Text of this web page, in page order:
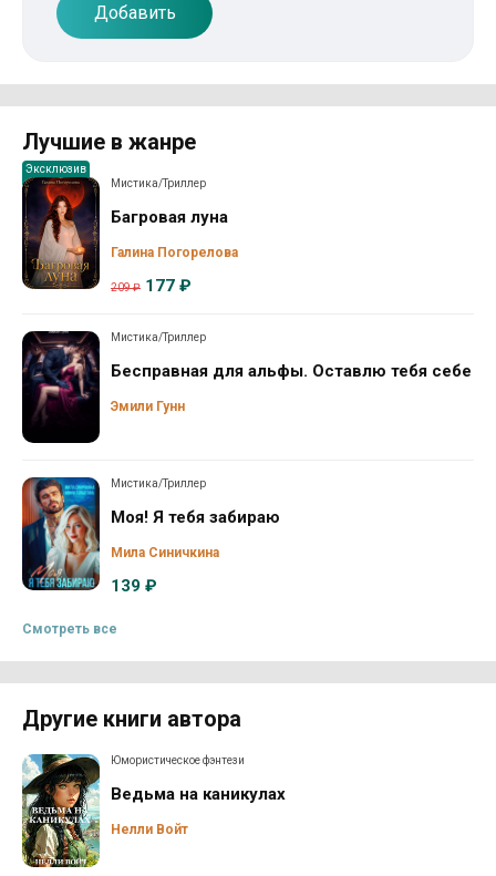
Добавить
Лучшие в жанре
Эксклюзив
Мистика/Триллер
Багровая луна
Галина Погорелова
209 ₽ 177 ₽
Мистика/Триллер
Бесправная для альфы. Оставлю тебя себе
Эмили Гунн
Мистика/Триллер
Моя! Я тебя забираю
Мила Синичкина
139 ₽
Смотреть все
Другие книги автора
Юмористическое фэнтези
Ведьма на каникулах
Нелли Войт